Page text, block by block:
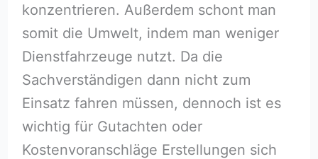
konzentrieren. Außerdem schont man
somit die Umwelt, indem man weniger
Dienstfahrzeuge nutzt. Da die
Sachverständigen dann nicht zum
Einsatz fahren müssen, dennoch ist es
wichtig für Gutachten oder
Kostenvoranschläge Erstellungen sich